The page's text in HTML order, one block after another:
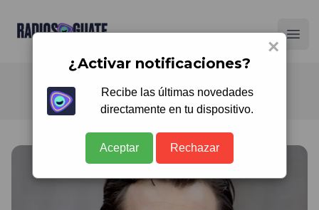
Radios Guate
×
¿Activar notificaciones?
Recibe las últimas novedades
directamente en tu dispositivo.
Aceptar Rechazar